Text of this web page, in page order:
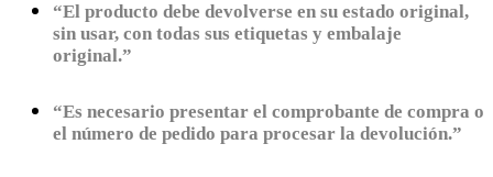
“El producto debe devolverse en su estado original,
sin usar, con todas sus etiquetas y embalaje
original.”
“Es necesario presentar el comprobante de compra o
el número de pedido para procesar la devolución.”